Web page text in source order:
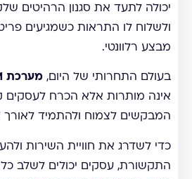
יכולה לתעד את סגנון הרהיטים
ולשלוח לו התראות כשמגיעים
מבצע רלוונטי.
בעולם התחרותי של היום, מערכת CRM לניהול פניות
אינה מותרות אלא הכרח לעסקים
המבקשים לצמוח ולהתמיד לאורך
כדי לשדרג את חוויית השירות
התקשורת, עסקים יכולים לשלב